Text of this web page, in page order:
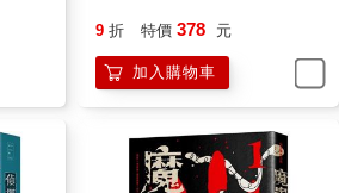
9 折 特價 378 元
加入購物車